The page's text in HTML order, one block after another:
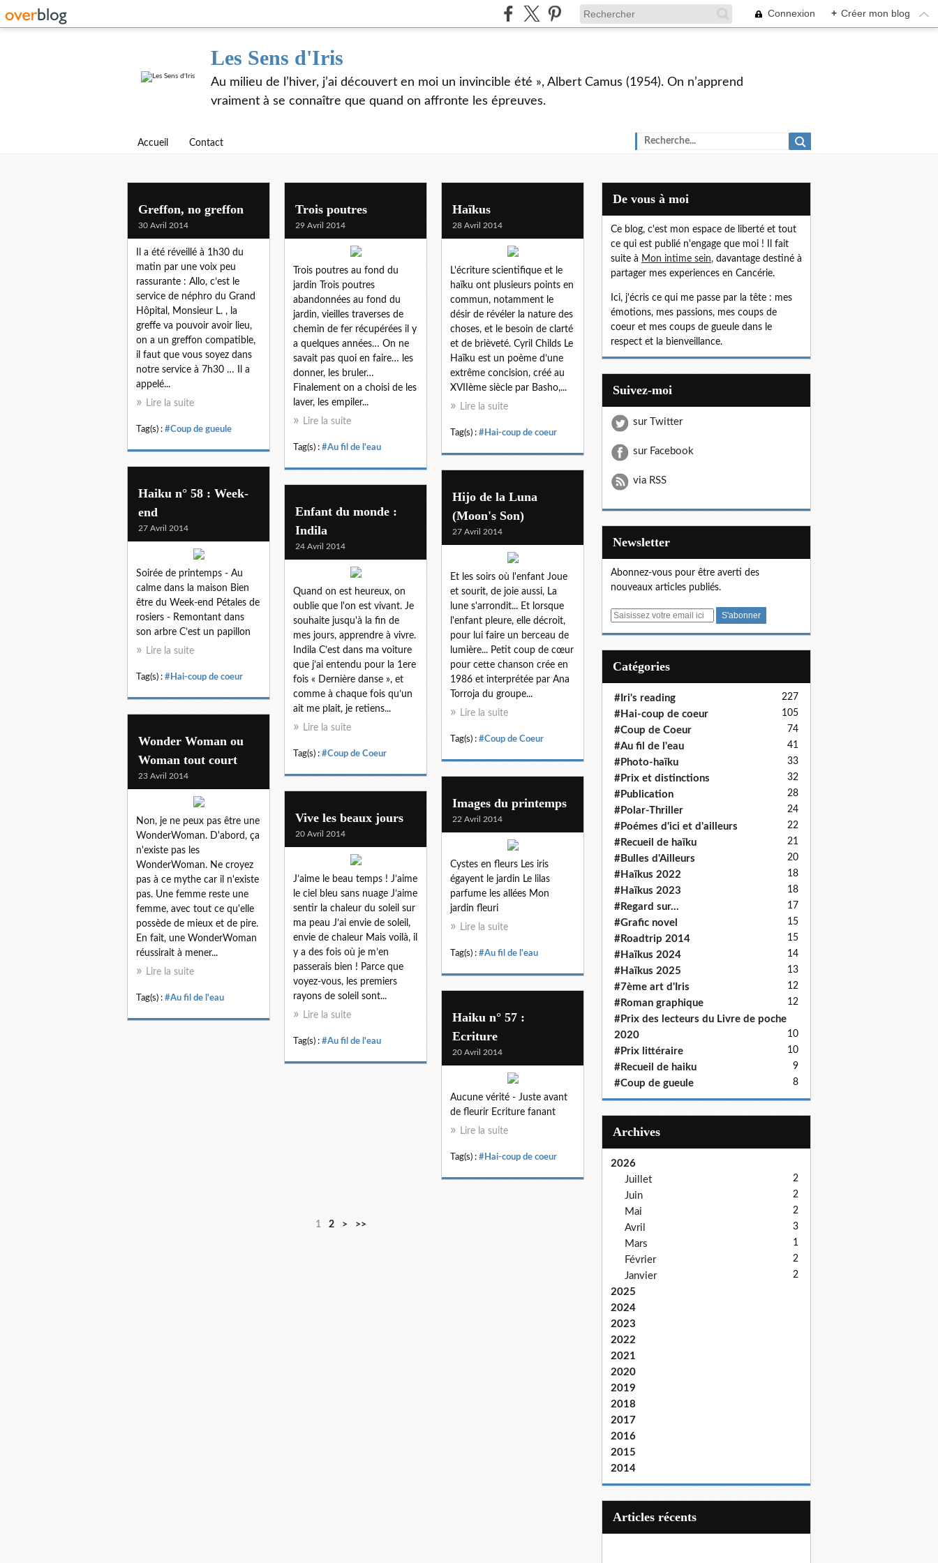
Connexion + Créer mon blog
Les Sens d'Iris
Au milieu de l’hiver, j’ai découvert en moi un invincible été », Albert Camus (1954). On n’apprend
vraiment à se connaître que quand on affronte les épreuves.
Accueil Contact
Greffon, no greffon
30 Avril 2014
Il a été réveillé à 1h30 du
matin par une voix peu
rassurante : Allo, c’est le
service de néphro du Grand
Hôpital, Monsieur L. , la
greffe va pouvoir avoir lieu,
on a un greffon compatible,
il faut que vous soyez dans
notre service à 7h30 … Il a
appelé...
Lire la suite
Tag(s) : #Coup de gueule
Trois poutres
29 Avril 2014
Trois poutres au fond du
jardin Trois poutres
abandonnées au fond du
jardin, vieilles traverses de
chemin de fer récupérées il y
a quelques années… On ne
savait pas quoi en faire… les
donner, les bruler…
Finalement on a choisi de les
laver, les empiler...
Lire la suite
Tag(s) : #Au fil de l'eau
Haïkus
28 Avril 2014
L'écriture scientifique et le
haïku ont plusieurs points en
commun, notamment le
désir de révéler la nature des
choses, et le besoin de clarté
et de brièveté. Cyril Childs Le
Haïku est un poème d’une
extrême concision, créé au
XVIIème siècle par Basho,...
Lire la suite
Tag(s) : #Hai-coup de coeur
Haiku n° 58 : Week-
end
27 Avril 2014
Soirée de printemps - Au
calme dans la maison Bien
être du Week-end Pétales de
rosiers - Remontant dans
son arbre C’est un papillon
Lire la suite
Tag(s) : #Hai-coup de coeur
Hijo de la Luna
(Moon's Son)
27 Avril 2014
Et les soirs où l'enfant Joue
et sourit, de joie aussi, La
lune s'arrondit... Et lorsque
l'enfant pleure, elle décroit,
pour lui faire un berceau de
lumière... Petit coup de cœur
pour cette chanson crée en
1986 et interprétée par Ana
Torroja du groupe...
Lire la suite
Tag(s) : #Coup de Coeur
Enfant du monde :
Indila
24 Avril 2014
Quand on est heureux, on
oublie que l'on est vivant. Je
souhaite jusqu'à la fin de
mes jours, apprendre à vivre.
Indila C’est dans ma voiture
que j’ai entendu pour la 1ere
fois « Dernière danse », et
comme à chaque fois qu’un
ait me plait, je retiens...
Lire la suite
Tag(s) : #Coup de Coeur
Wonder Woman ou
Woman tout court
23 Avril 2014
Non, je ne peux pas être une
WonderWoman. D'abord, ça
n'existe pas les
WonderWoman. Ne croyez
pas à ce mythe car il n'existe
pas. Une femme reste une
femme, avec tout ce qu'elle
possède de mieux et de pire.
En fait, une WonderWoman
réussirait à mener...
Lire la suite
Tag(s) : #Au fil de l'eau
Images du printemps
22 Avril 2014
Cystes en fleurs Les iris
égayent le jardin Le lilas
parfume les allées Mon
jardin fleuri
Lire la suite
Tag(s) : #Au fil de l'eau
Vive les beaux jours
20 Avril 2014
J’aime le beau temps ! J’aime
le ciel bleu sans nuage J’aime
sentir la chaleur du soleil sur
ma peau J’ai envie de soleil,
envie de chaleur Mais voilà, il
y a des fois où je m’en
passerais bien ! Parce que
voyez-vous, les premiers
rayons de soleil sont...
Lire la suite
Tag(s) : #Au fil de l'eau
Haiku n° 57 :
Ecriture
20 Avril 2014
Aucune vérité - Juste avant
de fleurir Ecriture fanant
Lire la suite
Tag(s) : #Hai-coup de coeur
1 2 > >>
De vous à moi
Ce blog, c'est mon espace de liberté et tout
ce qui est publié n'engage que moi ! Il fait
suite à Mon intime sein, davantage destiné à
partager mes experiences en Cancérie.
Ici, j'écris ce qui me passe par la tête : mes
émotions, mes passions, mes coups de
coeur et mes coups de gueule dans le
respect et la bienveillance.
Suivez-moi
sur Twitter
sur Facebook
via RSS
Newsletter
Abonnez-vous pour être averti des
nouveaux articles publiés.
E
Catégories
#Iri's reading 227
#Hai-coup de coeur 105
#Coup de Coeur 74
#Au fil de l'eau 41
#Photo-haïku 33
#Prix et distinctions 32
#Publication 28
#Polar-Thriller 24
#Poémes d'ici et d'ailleurs 22
#Recueil de haïku 21
#Bulles d'Ailleurs 20
#Haïkus 2022 18
#Haïkus 2023 18
#Regard sur... 17
#Grafic novel 15
#Roadtrip 2014 15
#Haïkus 2024 14
#Haïkus 2025 13
#7ème art d'Iris 12
#Roman graphique 12
#Prix des lecteurs du Livre de poche
2020
10
#Prix littéraire 10
#Recueil de haiku 9
#Coup de gueule 8
Archives
2026
Juillet
2
Juin 2
Mai 2
Avril 3
Mars 1
Février 2
Janvier 2
2025
2024
2023
2022
2021
2020
2019
2018
2017
2016
2015
2014
articles récents